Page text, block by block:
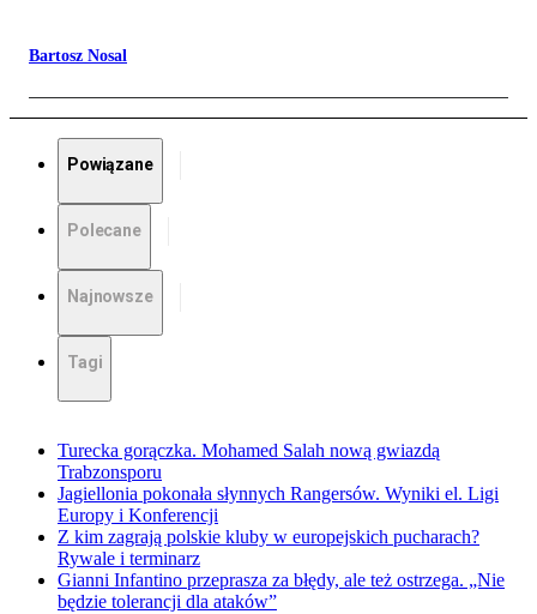
Bartosz Nosal
Powiązane
Polecane
Najnowsze
Tagi
Turecka gorączka. Mohamed Salah nową gwiazdą
Trabzonsporu
Jagiellonia pokonała słynnych Rangersów. Wyniki el. Ligi
Europy i Konferencji
Z kim zagrają polskie kluby w europejskich pucharach?
Rywale i terminarz
Gianni Infantino przeprasza za błędy, ale też ostrzega. „Nie
będzie tolerancji dla ataków”